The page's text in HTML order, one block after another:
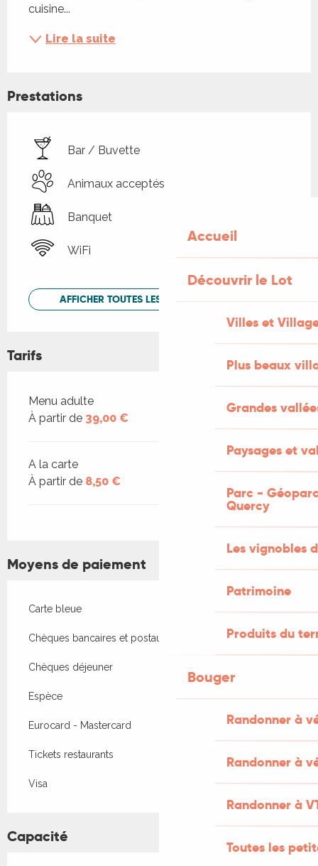
Accueil
Découvrir le Lot
Villes et
Plus beaux
Grandes
Paysages et
Parc -
Quercy
Les vignobles
Patrimoine
Produits du
Bouger
Randonner à
Randonner à
Randonner à
Toutes les
cuisine...
Lire la suite
Prestations
Bar / Buvette
Animaux acceptés
Banquet
WiFi
AFFICHER TOUTES LES PRESTATIONS
Tarifs
Tarifs 2026
Menu adulte
À partir de 39,00 €
A la carte
À partir de 8,50 €
Moyens de paiement
Carte bleue
Chèques bancaires et postaux
Chèques déjeuner
Espèce
Eurocard - Mastercard
Tickets restaurants
Visa
Capacité